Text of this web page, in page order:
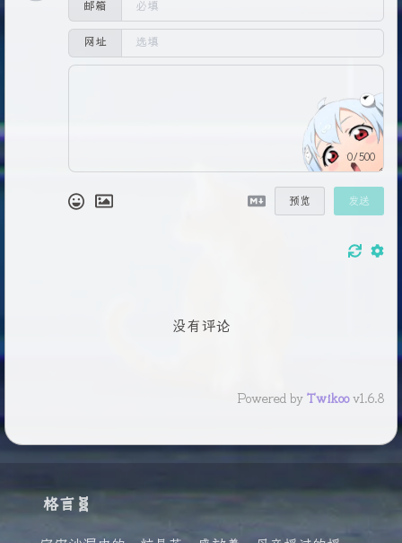
邮箱
网址
0/500
预览 发送
没有评论
Powered by Twikoov1.6.8
格言🧬